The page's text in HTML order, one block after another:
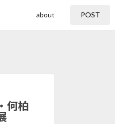
about POST
何柏